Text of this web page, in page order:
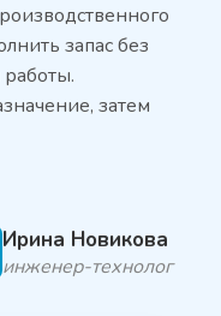
запас без
затем
Ирина Новикова
инженер-технолог